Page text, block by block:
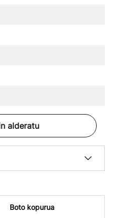
alderatu
Boto kopurua